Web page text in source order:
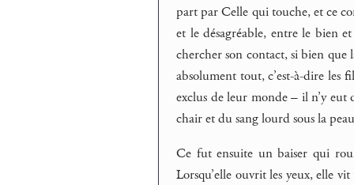
part par Celle qui touche, et ce
et le désagréable, entre le bien
chercher son contact, si bien que
absolument tout, c’est-à-dire les
exclus de leur monde – il n’y eut
chair et du sang lourd sous la
Ce fut ensuite un baiser qui
Lorsqu’elle ouvrit les yeux, elle